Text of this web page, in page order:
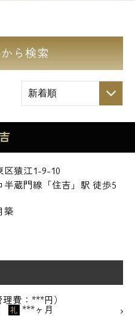
ら検索
区猿江1-9-10
半蔵門線「住吉」駅 徒歩5
築
費：***円）
礼 ***ヶ月